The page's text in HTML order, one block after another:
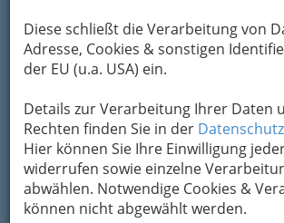
Diese schließt die Verarbeitung von
Adresse, Cookies & sonstigen
der EU (u.a. USA) ein.
Details zur Verarbeitung Ihrer Daten
Rechten finden Sie in der
Hier können Sie Ihre Einwilligung
widerrufen sowie einzelne
abwählen. Notwendige Cookies &
können nicht abgewählt werden.
Karte
Kontaktaufnahme
Um die Info-Graz Firmenvor
bewahren, verwenden wir an dieser